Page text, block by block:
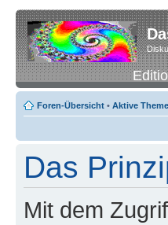
Foren-Übersicht • Aktive
Das
Mit dem